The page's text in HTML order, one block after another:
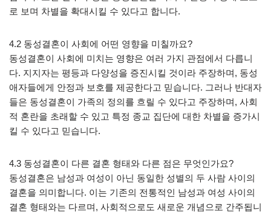
로 보며 차별을 확대시킬 수 있다고 합니다.
4.2 동성결혼이 사회에 어떤 영향을 미칠까요?
동성결혼이 사회에 미치는 영향은 여러 가지 관점에서 다릅니
다. 지지자는 평등과 다양성을 증진시킬 것이라 주장하며, 동성
애자들에게 안정과 보호를 제공한다고 믿습니다. 그러나 반대자
들은 동성결혼이 가족의 정의를 흐릴 수 있다고 주장하며, 사회
적 혼란을 초래할 수 있고 특정 종교 집단에 대한 차별을 증가시
킬 수 있다고 믿습니다.
4.3 동성결혼이 다른 결혼 형태와 다른 점은 무엇인가요?
동성결혼은 남성과 여성이 아닌 동일한 성별의 두 사람 사이의
결혼을 의미합니다. 이는 기존의 전통적인 남성과 여성 사이의
결혼 형태와는 다르며, 사회적으로도 새로운 개념으로 간주됩니